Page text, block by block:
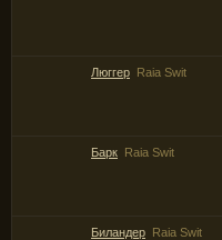
Люггер Raia Swit
Барк Raia Swit
Биландер Raia Swit